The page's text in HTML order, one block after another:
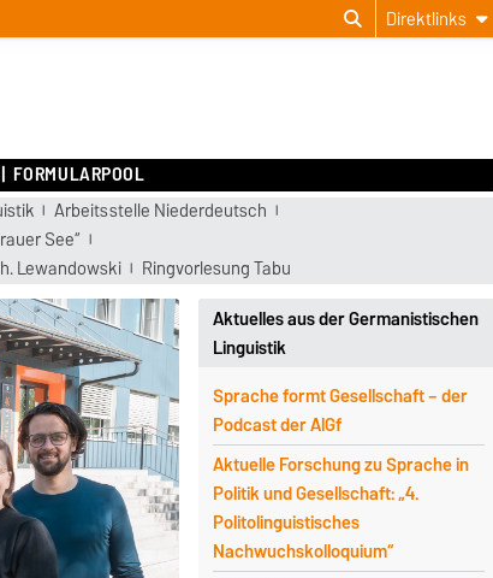
Direktlinks
FORMULARPOOL
Arbeitsstelle Niederdeutsch
See“
Lewandowski Ringvorlesung Tabu
Aktuelles aus der Germanistischen
Linguistik
Sprache formt Gesellschaft – der
Podcast der AlGf
Aktuelle Forschung zu Sprache in
Politik und Gesellschaft: „4.
Politolinguistisches
Nachwuchskolloquium“